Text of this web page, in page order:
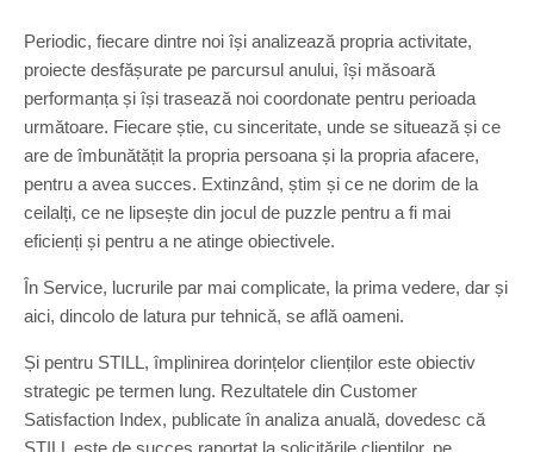
Periodic, fiecare dintre noi își analizează propria activitate,
proiecte desfășurate pe parcursul anului, își măsoară
performanța și își trasează noi coordonate pentru perioada
următoare. Fiecare știe, cu sinceritate, unde se situează și ce
are de îmbunătățit la propria persoana și la propria afacere,
pentru a avea succes. Extinzând, știm și ce ne dorim de la
ceilalți, ce ne lipsește din jocul de puzzle pentru a fi mai
eficienți și pentru a ne atinge obiectivele.
În Service, lucrurile par mai complicate, la prima vedere, dar și
aici, dincolo de latura pur tehnică, se află oameni.
Și pentru STILL, împlinirea dorințelor clienților este obiectiv
strategic pe termen lung. Rezultatele din Customer
Satisfaction Index, publicate în analiza anuală, dovedesc că
STILL este de succes raportat la solicitările clienților, pe